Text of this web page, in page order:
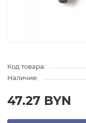
Код товара:
Наличие:
47.27 BYN